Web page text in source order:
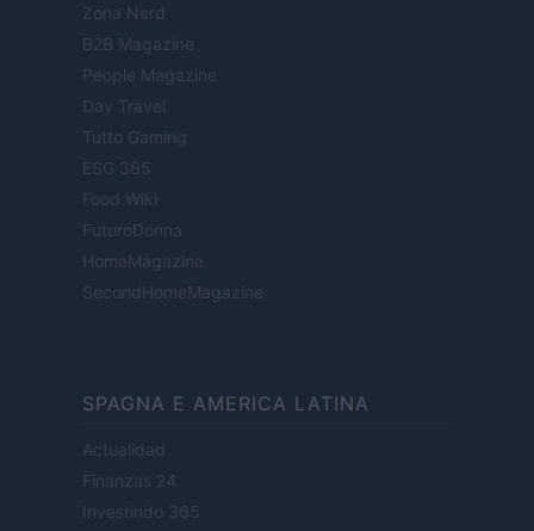
Zona Nerd
B2B Magazine
People Magazine
Day Travel
Tutto Gaming
ESG 365
Food Wiki
FuturoDonna
HomeMagazine
SecondHomeMagazine
SPAGNA E AMERICA LATINA
Actualidad
Finanzas 24
Investindo 365